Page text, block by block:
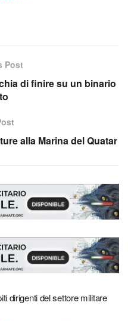
Post
di finire su un binario
alla Marina del Quatar
dirigenti del settore militare